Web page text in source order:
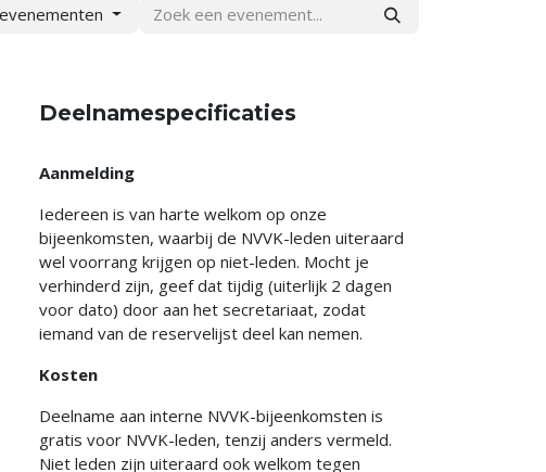
Deelnamespecificaties
Aanmelding
Iedereen is van harte welkom op onze
bijeenkomsten, waarbij de NVVK-leden uiteraard
wel voorrang krijgen op niet-leden. Mocht je
verhinderd zijn, geef dat tijdig (uiterlijk 2 dagen
voor dato) door aan het secretariaat, zodat
iemand van de reservelijst deel kan nemen.
Kosten
Deelname aan interne NVVK-bijeenkomsten is
gratis voor NVVK-leden, tenzij anders vermeld.
Niet leden zijn uiteraard ook welkom tegen